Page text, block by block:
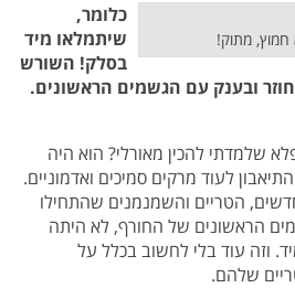
מתוק!
כלומר,
שיתמלאו מיד
בסלק! השורש
ובענק עם הגשמים הראשונים.
שלמדתי להכין מאורלי? הוא היה
לעוד מרקים סמיכים ואדמוניים.
הטריים והשמנמנים שהתחילו
הראשונים של החורף, לא היתה
וזה עוד בלי לחשוב בכלל על
שלהם.